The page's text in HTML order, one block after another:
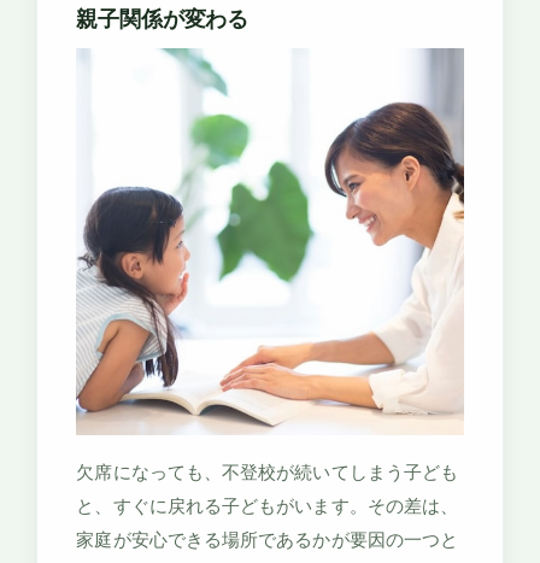
親子関係が変わる
欠席になっても、不登校が続いてしまう子ども
と、すぐに戻れる子どもがいます。その差は、
家庭が安心できる場所であるかが要因の一つと